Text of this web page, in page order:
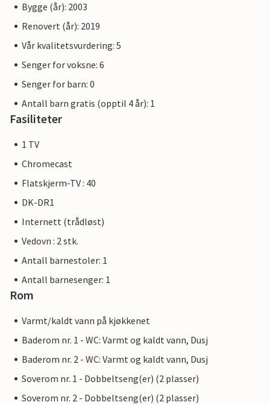
Bygge (år): 2003
Renovert (år): 2019
Vår kvalitetsvurdering: 5
Senger for voksne: 6
Senger for barn: 0
Antall barn gratis (opptil 4 år): 1
Fasiliteter
1 TV
Chromecast
Flatskjerm-TV : 40
DK-DR1
Internett (trådløst)
Vedovn : 2 stk.
Antall barnestoler: 1
Antall barnesenger: 1
Rom
Varmt/kaldt vann på kjøkkenet
Baderom nr. 1 - WC: Varmt og kaldt vann, Dusj
Baderom nr. 2 - WC: Varmt og kaldt vann, Dusj
Soverom nr. 1 - Dobbeltseng(er) (2 plasser)
Soverom nr. 2 - Dobbeltseng(er) (2 plasser)